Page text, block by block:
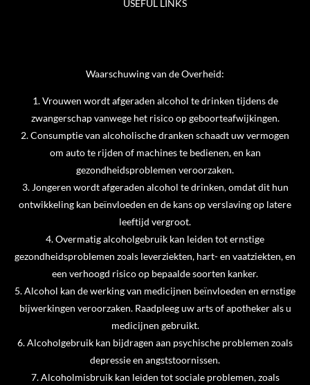
k
s
a
m
n
USEFUL LINKS
Waarschuwing van de Overheid:
1. Vrouwen wordt afgeraden alcohol te drinken tijdens de
zwangerschap vanwege het risico op geboorteafwijkingen.
2. Consumptie van alcoholische dranken schaadt uw vermogen
om auto te rijden of machines te bedienen, en kan
gezondheidsproblemen veroorzaken.
3. Jongeren wordt afgeraden alcohol te drinken, omdat dit hun
ontwikkeling kan beïnvloeden en de kans op verslaving op latere
leeftijd vergroot.
4. Overmatig alcoholgebruik kan leiden tot ernstige
gezondheidsproblemen zoals leverziekten, hart- en vaatziekten, en
een verhoogd risico op bepaalde soorten kanker.
5. Alcohol kan de werking van medicijnen beïnvloeden en ernstige
bijwerkingen veroorzaken. Raadpleeg uw arts of apotheker als u
medicijnen gebruikt.
6. Alcoholgebruik kan bijdragen aan psychische problemen zoals
depressie en angststoornissen.
7. Alcoholmisbruik kan leiden tot sociale problemen, zoals